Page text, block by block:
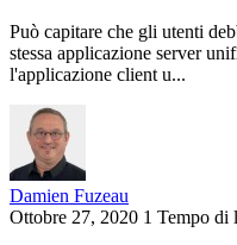
Può capitare che gli utenti
stessa applicazione server
l'applicazione client u...
Damien Fuzeau
Ottobre 27, 2020 1 Tempo di